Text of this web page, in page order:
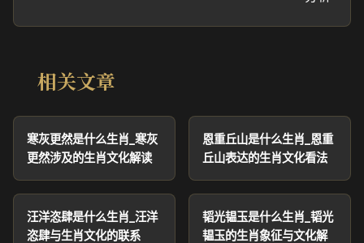
相关文章
寒灰更然是什么生肖_寒灰
更然涉及的生肖文化解读
恩重丘山是什么生肖_恩重
丘山表达的生肖文化看法
汪洋恣肆是什么生肖_汪洋
恣肆与生肖文化的联系
韬光韫玉是什么生肖_韬光
韫玉的生肖象征与文化解